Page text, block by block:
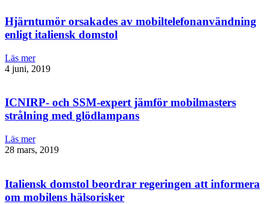
Hjärntumör orsakades av mobiltelefonanvändning
enligt italiensk domstol
Läs mer
4 juni, 2019
ICNIRP- och SSM-expert jämför mobilmasters
strålning med glödlampans
Läs mer
28 mars, 2019
Italiensk domstol beordrar regeringen att informera
om mobilens hälsorisker